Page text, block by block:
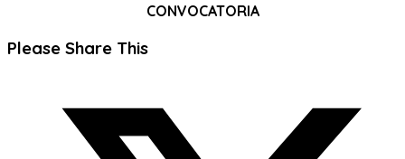
CONVOCATORIA
Please Share ThisCompartir